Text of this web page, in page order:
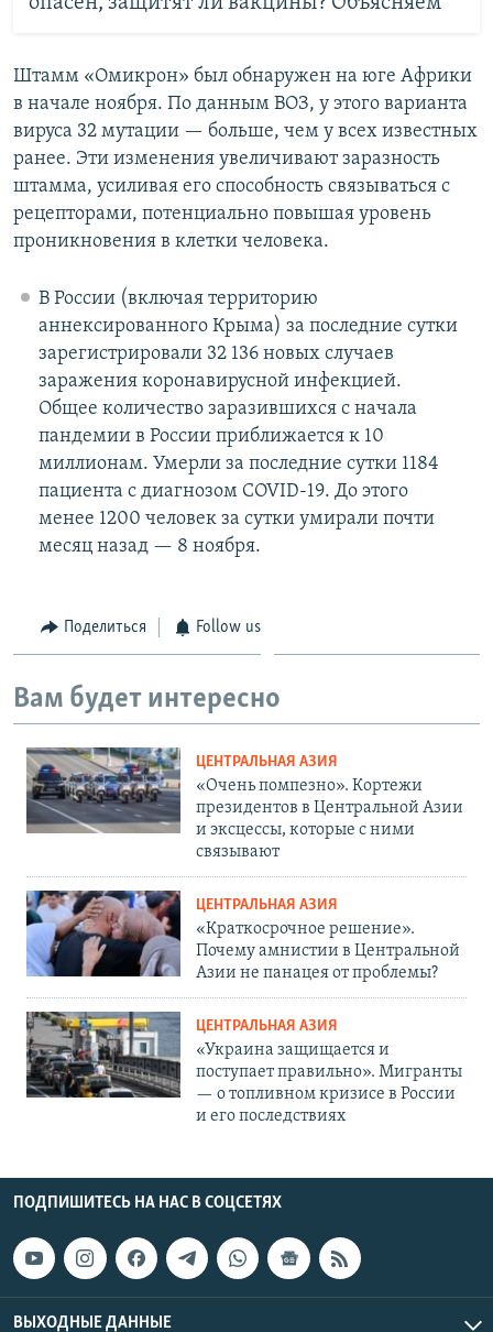
Штамм «Омикрон» был обнаружен на юге Африки
в начале ноября. По данным ВОЗ, у этого варианта
вируса 32 мутации — больше, чем у всех известных
ранее. Эти изменения увеличивают заразность
штамма, усиливая его способность связываться с
рецепторами, потенциально повышая уровень
проникновения в клетки человека.
В России (включая территорию
аннексированного Крыма) за последние сутки
зарегистрировали 32 136 новых случаев
заражения коронавирусной инфекцией.
Общее количество заразившихся с начала
пандемии в России приближается к 10
миллионам. Умерли за последние сутки 1184
пациента с диагнозом COVID-19. До этого
менее 1200 человек за сутки умирали почти
месяц назад — 8 ноября.
Поделиться Follow us
Вам будет интересно
ЦЕНТРАЛЬНАЯ АЗИЯ
«Очень помпезно». Кортежи
президентов в Центральной Азии
и эксцессы, которые с ними
связывают
ЦЕНТРАЛЬНАЯ АЗИЯ
«Краткосрочное решение».
Почему амнистии в Центральной
Азии не панацея от проблемы?
ЦЕНТРАЛЬНАЯ АЗИЯ
«Украина защищается и
поступает правильно». Мигранты
— о топливном кризисе в России
и его последствиях
ПОДПИШИТЕСЬ НА НАС В СОЦСЕТЯХ
ВЫХОДНЫЕ ДАННЫЕ